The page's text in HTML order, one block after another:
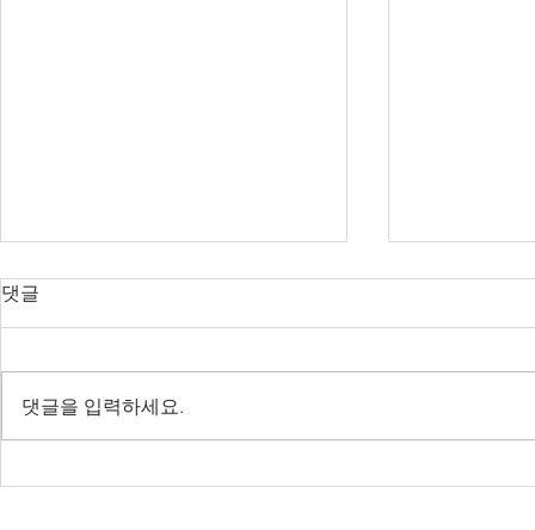
댓글
댓글을 입력하세요.